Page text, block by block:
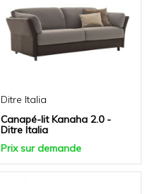
Ditre Italia
Canapé-lit Kanaha 2.0 -
Ditre Italia
Prix sur demande